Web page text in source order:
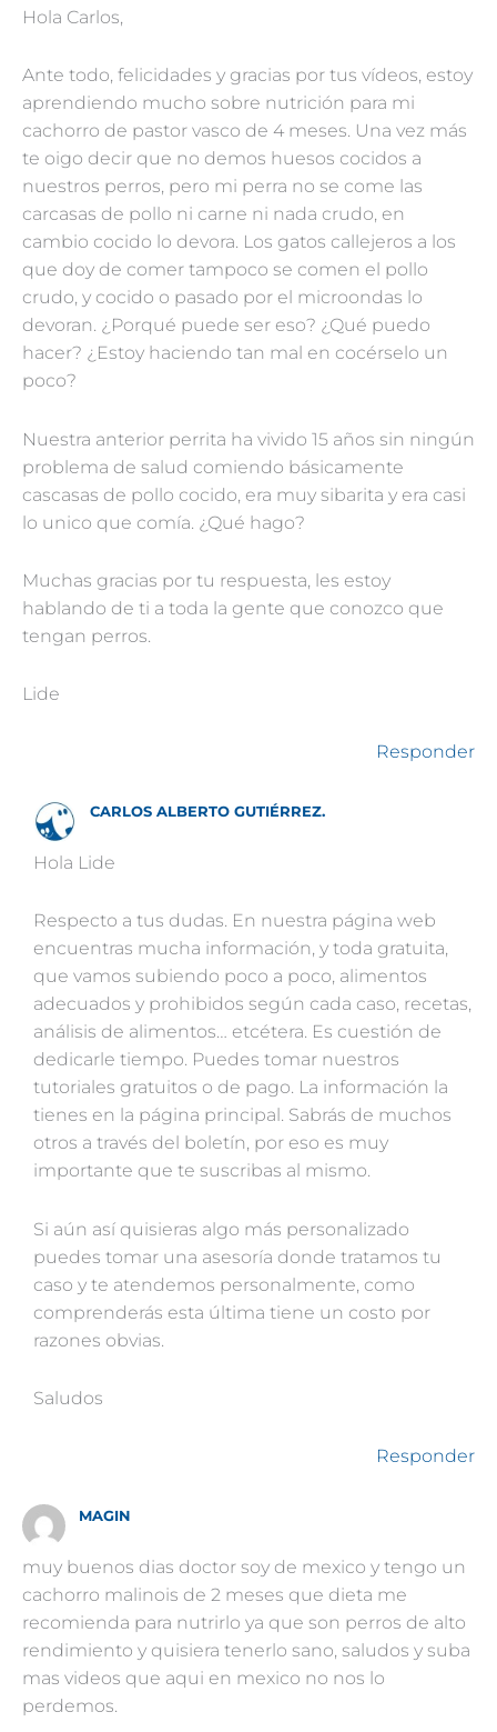
Hola Carlos,
Ante todo, felicidades y gracias por tus vídeos, estoy
aprendiendo mucho sobre nutrición para mi
cachorro de pastor vasco de 4 meses. Una vez más
te oigo decir que no demos huesos cocidos a
nuestros perros, pero mi perra no se come las
carcasas de pollo ni carne ni nada crudo, en
cambio cocido lo devora. Los gatos callejeros a los
que doy de comer tampoco se comen el pollo
crudo, y cocido o pasado por el microondas lo
devoran. ¿Porqué puede ser eso? ¿Qué puedo
hacer? ¿Estoy haciendo tan mal en cocérselo un
poco?
Nuestra anterior perrita ha vivido 15 años sin ningún
problema de salud comiendo básicamente
cascasas de pollo cocido, era muy sibarita y era casi
lo unico que comía. ¿Qué hago?
Muchas gracias por tu respuesta, les estoy
hablando de ti a toda la gente que conozco que
tengan perros.
Lide
Responder
CARLOS ALBERTO GUTIÉRREZ.
Hola Lide
Respecto a tus dudas. En nuestra página web
encuentras mucha información, y toda gratuita,
que vamos subiendo poco a poco, alimentos
adecuados y prohibidos según cada caso, recetas,
análisis de alimentos… etcétera. Es cuestión de
dedicarle tiempo. Puedes tomar nuestros
tutoriales gratuitos o de pago. La información la
tienes en la página principal. Sabrás de muchos
otros a través del boletín, por eso es muy
importante que te suscribas al mismo.
Si aún así quisieras algo más personalizado
puedes tomar una asesoría donde tratamos tu
caso y te atendemos personalmente, como
comprenderás esta última tiene un costo por
razones obvias.
Saludos
Responder
MAGIN
muy buenos dias doctor soy de mexico y tengo un
cachorro malinois de 2 meses que dieta me
recomienda para nutrirlo ya que son perros de alto
rendimiento y quisiera tenerlo sano, saludos y suba
mas videos que aqui en mexico no nos lo
perdemos.